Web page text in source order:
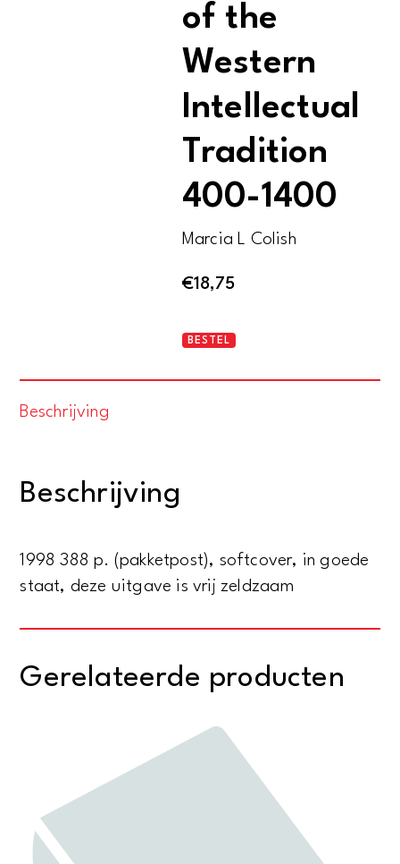
of the
Western
Intellectual
Tradition
400-1400
Marcia L Colish
€18,75
Medieval
aantal
BESTEL
Beschrijving
Beschrijving
1998 388 p. (pakketpost), softcover, in goede
staat, deze uitgave is vrij zeldzaam
Gerelateerde producten